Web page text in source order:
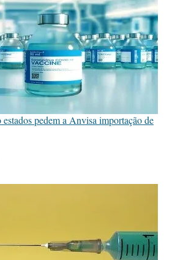
pedem a Anvisa importação de